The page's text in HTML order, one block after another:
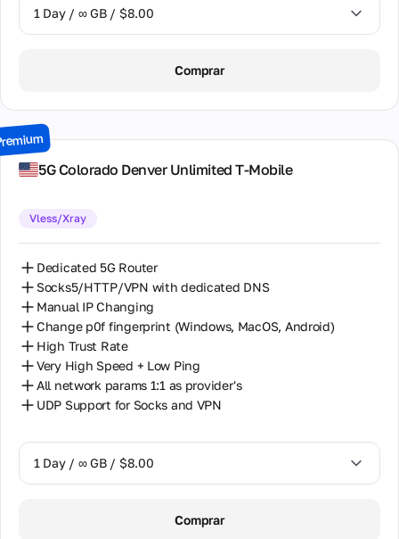
1 Day / ∞ GB / $8.00
3 Days / ∞ GB / $21.00
30 Days / ∞ GB / $162.00
Comprar
5G Colorado Denver Unlimited T-Mobile
Vless/Xray
Dedicated 5G Router
Socks5/HTTP/VPN with dedicated DNS
Manual IP Changing
Change p0f fingerprint (Windows, MacOS, Android)
High Trust Rate
Very High Speed + Low Ping
All network params 1:1 as provider's
UDP Support for Socks and VPN
1 Day / ∞ GB / $8.00
Comprar